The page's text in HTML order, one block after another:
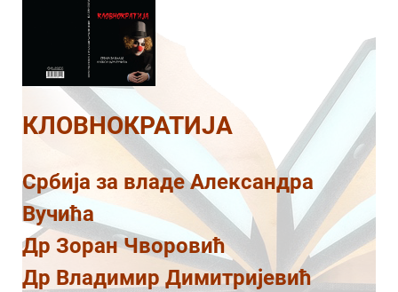
КЛОВНОКРАТИЈА
Србија за владе Александра
Вучића
Др Зоран Чворовић
Др Владимир Димитријевић